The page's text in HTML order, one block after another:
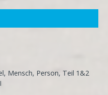
Mensch, Person, Teil 1&2